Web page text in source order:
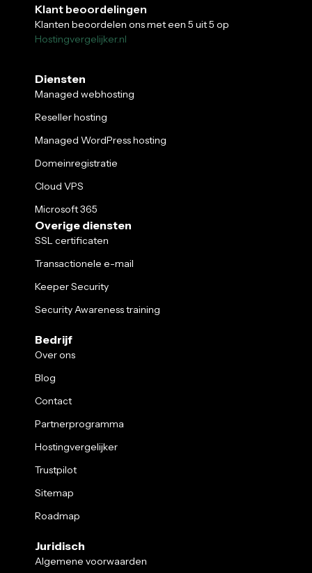
Klant beoordelingen
Klanten beoordelen ons met een 5 uit 5 op
Hostingvergelijker.nl
Diensten
Managed webhosting
Reseller hosting
Managed WordPress hosting
Domeinregistratie
Cloud VPS
Microsoft 365
Overige diensten
SSL certificaten
Transactionele e-mail
Keeper Security
Security Awareness training
Bedrijf
Over ons
Blog
Contact
Partnerprogramma
Hostingvergelijker
Trustpilot
Sitemap
Roadmap
Juridisch
Algemene voorwaarden